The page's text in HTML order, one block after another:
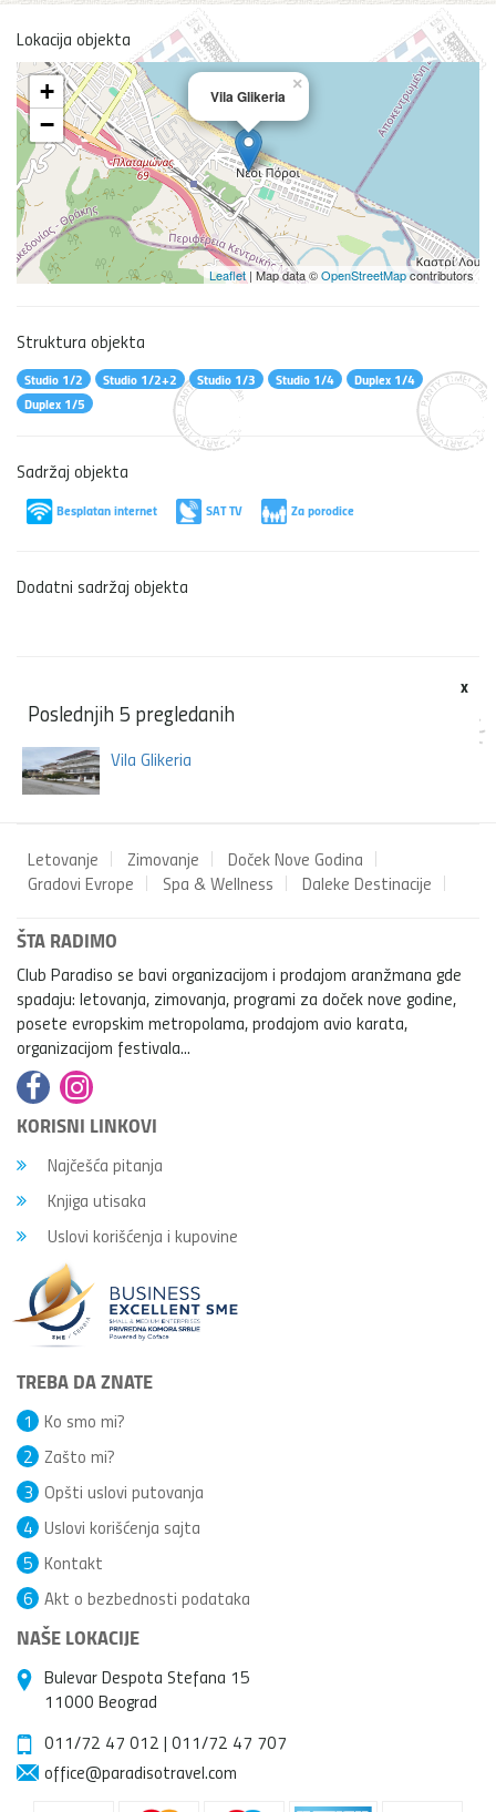
Lokacija objekta
Vila Glikeria
×
+
−
Leaflet | Map data ©OpenStreetMapcontributors
Struktura objekta
Studio 1/2 Studio 1/2+2 Studio 1/3 Studio 1/4
Duplex 1/4
Duplex 1/5
Sadržaj objekta
Besplatan internet SAT TV Za porodice
Dodatni sadržaj objekta
x
Poslednjih 5 pregledanih
Vila Glikeria
Letovanje Zimovanje
Doček Nove Godina
Gradovi Evrope
Spa & Wellness Daleke Destinacije
ŠTA RADIMO
Club Paradiso se bavi organizacijom i prodajom aranžmana gde
spadaju: letovanja, zimovanja, programi za doček nove godine,
posete evropskim metropolama, prodajom avio karata,
organizacijom festivala...
KORISNI LINKOVI
Najčešća pitanja
Knjiga utisaka
Uslovi korišćenja i kupovine
TREBA DA ZNATE
Ko smo mi?
1
Zašto mi?
2
Opšti uslovi putovanja
3
Uslovi korišćenja sajta
4
Kontakt
5
Akt o bezbednosti podataka
6
NAŠE LOKACIJE
Bulevar Despota Stefana 15
11000 Beograd
011/72 47 012 | 011/72 47 707
office@paradisotravel.com